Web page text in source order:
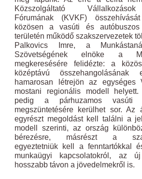
Közszolgáltató
Fórumának (KVKF)
közösen a vasúti és autóbuszos
területén működő szakszervezetek
Palkovics Imre, a
Szövetségének elnöke a
megkeresésére felidézte: a
középtávú összehangolásának
hamarosan létrejön az egységes
mostani regionális modell helyett.
pedig a párhuzamos vasúti
megszüntetésére kerülhet sor. Az
egyrészt megoldást kell találni a
modell szerinti, az ország
bérezésre, másrészt a
egyeztetniük kell a fenntartókkal
munkaügyi kapcsolatokról, az
hosszabb távon a jövedelmekről is.